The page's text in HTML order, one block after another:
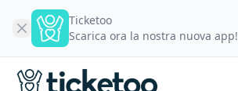
Ticketoo
Scarica ora la nostra nuova app!